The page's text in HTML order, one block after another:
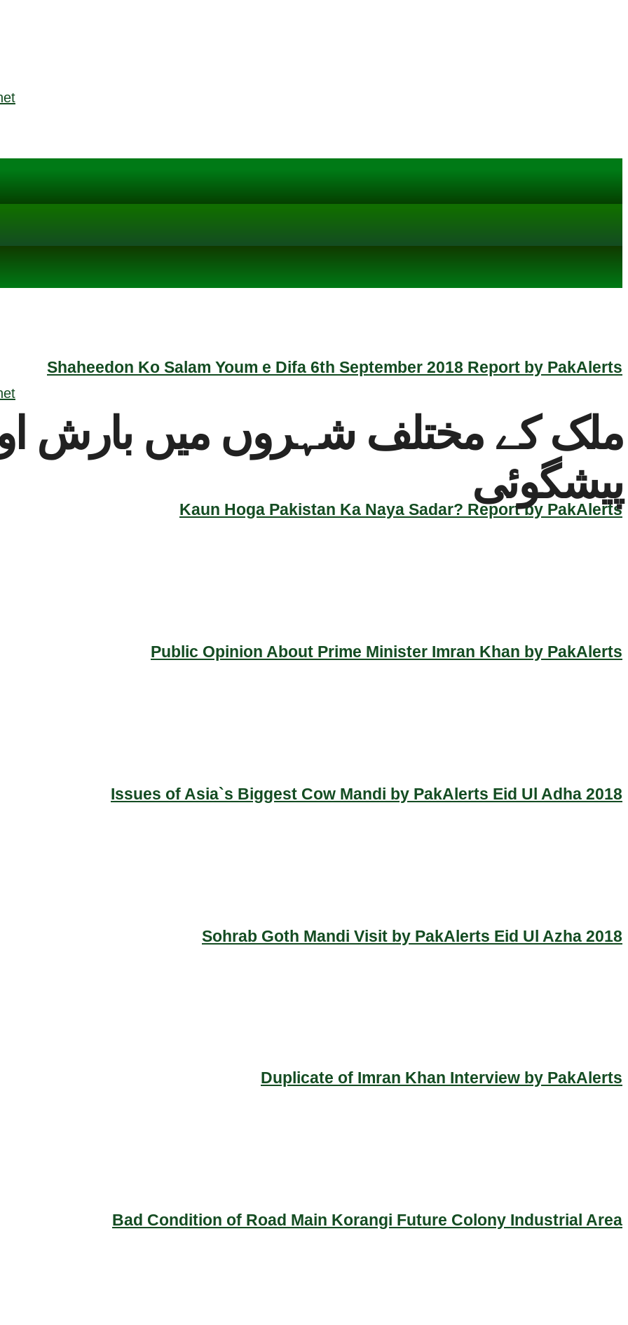
Shaheedon Ko Salam Youm e Difa 6th September 2018 Report by PakAlerts
Kaun Hoga Pakistan Ka Naya Sadar? Report by PakAlerts
Public Opinion About Prime Minister Imran Khan by PakAlerts
Issues of Asia`s Biggest Cow Mandi by PakAlerts Eid Ul Adha 2018
Sohrab Goth Mandi Visit by PakAlerts Eid Ul Azha 2018
Duplicate of Imran Khan Interview by PakAlerts
Bad Condition of Road Main Korangi Future Colony Industrial Area
ملک کے مختلف شہروں میں بارش
پیشگوئی